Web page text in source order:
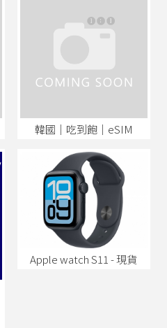
韓國│吃到飽│eSIM
Apple watch S11 - 現貨